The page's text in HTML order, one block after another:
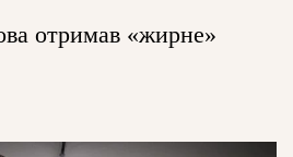
отримав «жирне»